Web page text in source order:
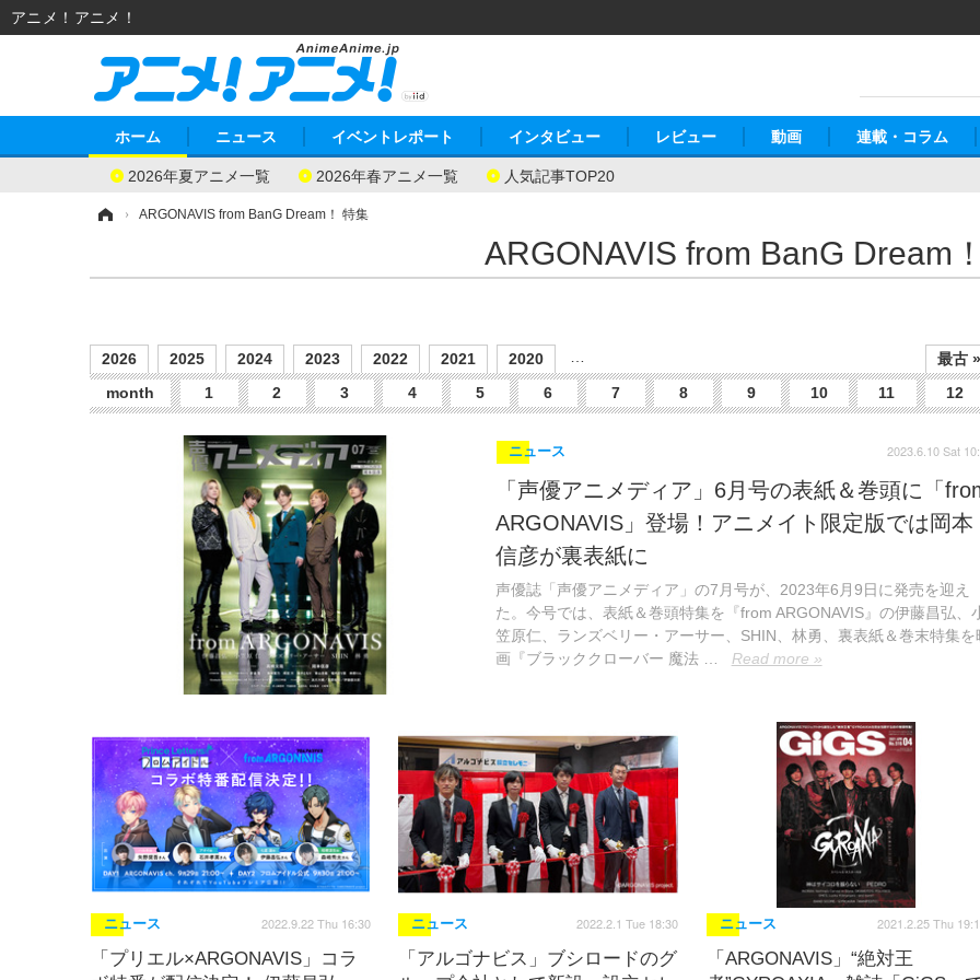
ホーム
2026年夏アニメ一覧 2026年春アニメ一覧 人気記事TOP20
ニュース イベントレポート インタビュー レビュー 動画 連載・コラム
› ARGONAVIS from BanG Dream！ 特集
ARGONAVIS from BanG Dream！
2026 2025 2024 2023 2022 2021 2020
最古 »
month
1 2 3 4 5 6 7 8 9 10 11 12
ニュース 2023.6.10 Sat
「声優アニメディア」6月号の表紙＆巻頭に「
ARGONAVIS」登場！アニメイト限定版では岡本
信彦が裏表紙に
声優誌「声優アニメディア」の7月号が、2023年6月9日に発売を迎え
た。今号では、表紙＆巻頭特集を『from ARGONAVIS』の伊藤昌弘、
笠原仁、ランズベリー・アーサー、SHIN、林勇、裏表紙＆巻末特集を
画『ブラッククローバー 魔法 …
Read more »
ニュース 2022.9.22 Thu 16:30
「プリエル×ARGONAVIS」コラ
ニュース 2022.2.1 Tue 18:30
「アルゴナビス」ブシロードのグ
ニュース 2021.2.25 Thu
「ARGONAVIS」“絶対王
アニメ！アニメ！